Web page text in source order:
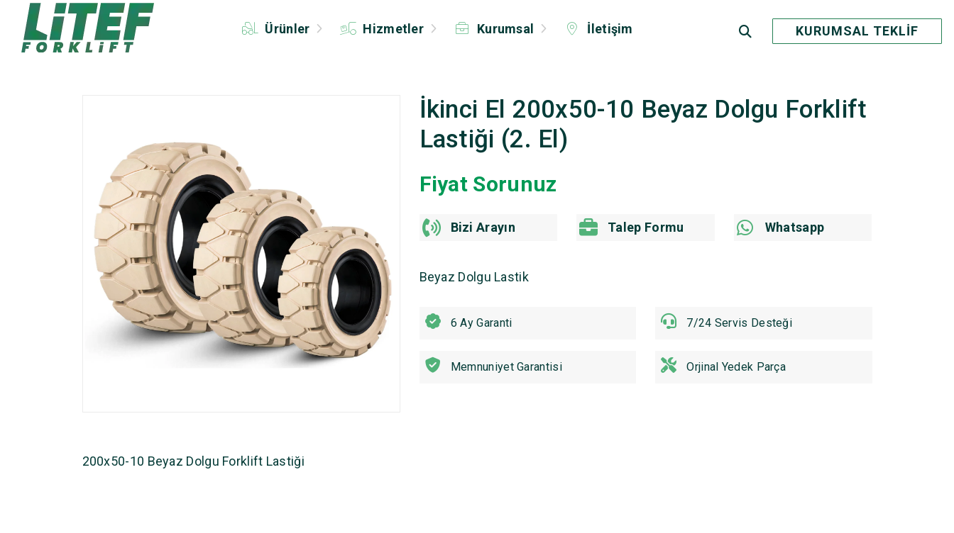
Ürünler Hizmetler Kurumsal İletişim KURUMSAL TEKLİF
İkinci El 200x50-10 Beyaz Dolgu Forklift
Lastiği (2. El)
Fiyat Sorunuz
Bizi Arayın Talep Formu Whatsapp
Beyaz Dolgu Lastik
6 Ay Garanti 7/24 Servis Desteği
Memnuniyet Garantisi Orjinal Yedek Parça
200x50-10 Beyaz Dolgu Forklift Lastiği